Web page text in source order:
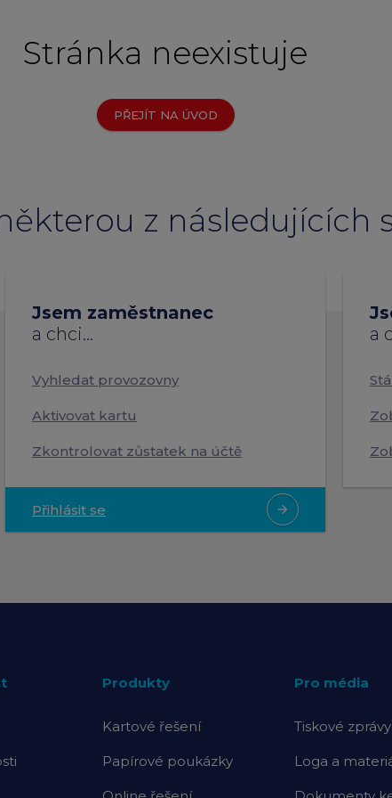
Návod k přihlášení
Stránka neexistuje
PŘEJÍT NA ÚVOD
z následujících
Jsem zaměstnanec
a chci...
Vyhledat provozovny
Aktivovat kartu
Zkontrolovat zůstatek na účtě
Přihlásit se arrow_forward
a
Produkty
Kartové řešení
Papírové poukázky
Pro média
Tiskové zprávy
Loga a